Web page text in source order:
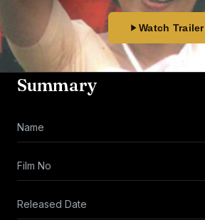
Watch Trailer
Summary
Name
Film No
Released Date